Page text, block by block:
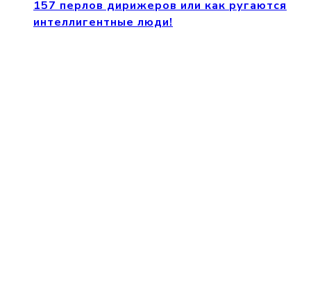
157 перлов дирижеров или как ругаются
интеллигентные люди!